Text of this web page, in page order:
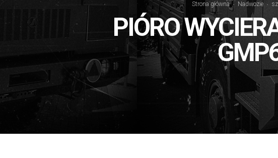
Strona główna Nadwozie
PIÓRO